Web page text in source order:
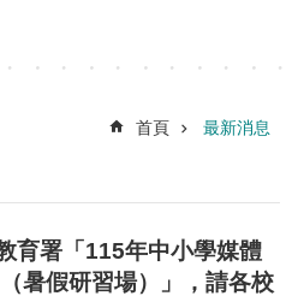
首頁 最新消息
育署「115年中小學媒體
暑假研習場）」，請各校